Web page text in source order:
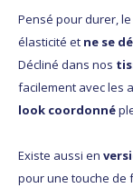
Pensé pour durer, le
élasticité et ne se
Décliné dans nos
facilement avec les
look coordonné
Existe aussi en
pour une touche de